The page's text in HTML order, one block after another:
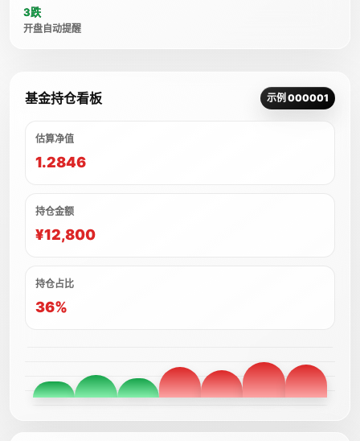
3跌
开盘自动提醒
基金持仓看板 示例 000001
估算净值
1.2846
持仓金额
¥12,800
持仓占比
36%